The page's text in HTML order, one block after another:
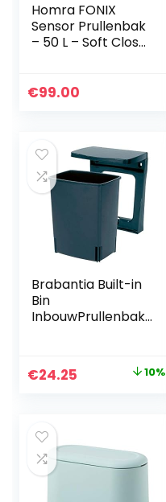
Homra FONIX
Sensor Prullenbak
– 50 L – Soft Close
€99.00
Brabantia Built-in
Bin
InbouwPrullenbak
Oorspronkelijke
€26.95.
€24.25 10%